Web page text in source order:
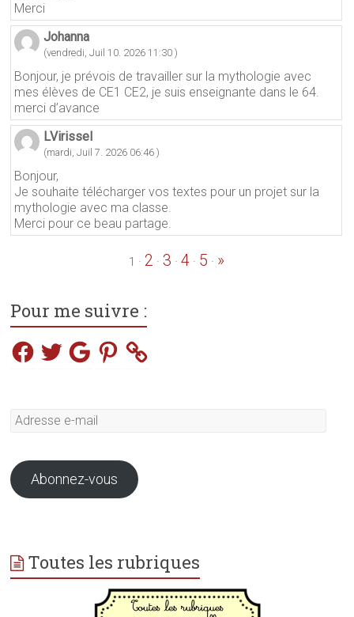
Merci
Johanna
(vendredi, Juil 10. 2026 11:30 )
Bonjour, je prévois de travailler sur la mythologie avec
mes élèves de CE1 CE2, je suis enseignante dans le 64.
merci d’avance
LVirissel
(mardi, Juil 7. 2026 06:46 )
Bonjour,
Je souhaite télécharger vos textes pour un projet sur la
mythologie avec ma classe.
Merci pour ce beau partage.
1 · 2 ·3 ·4 · 5 · »
Pour me suivre :
Facebook
TwitterGooglePinterest
Adresse
Abonnez-vous
Toutes les rubriques